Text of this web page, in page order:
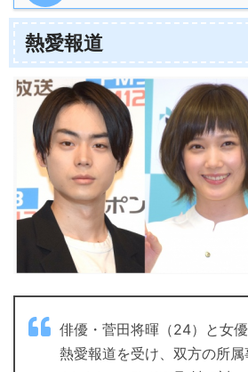
熱愛報道
俳優・菅田将暉（24）と女
熱愛報道を受け、双方の所属